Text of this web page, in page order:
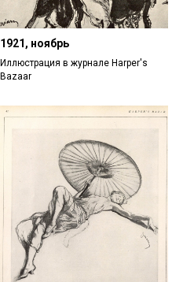
1921, ноябрь
Иллюстрация в журнале Harper's
Bazaar